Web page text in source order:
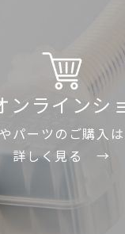
ンラインシ
パーツのご購入
詳しく見る →